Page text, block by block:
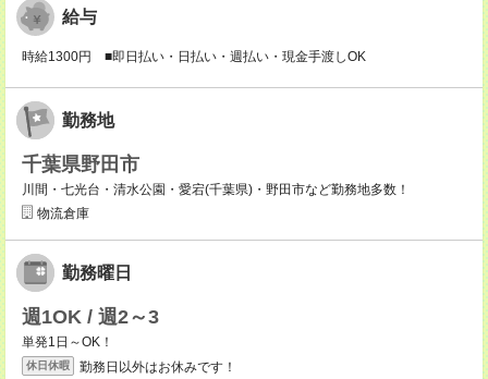
給与
時給1300円 ■即日払い・日払い・週払い・現金手渡しOK
勤務地
千葉県野田市
川間・七光台・清水公園・愛宕(千葉県)・野田市など勤務地多数！
物流倉庫
勤務曜日
週1OK / 週2～3
単発1日～OK！
休日休暇 勤務日以外はお休みです！